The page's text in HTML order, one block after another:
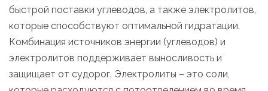
быстрой поставки углеводов, а также электролитов,
которые способствуют оптимальной гидратации.
Комбинация источников энергии (углеводов) и
электролитов поддерживает выносливость и
защищает от судорог. Электролиты – это соли,